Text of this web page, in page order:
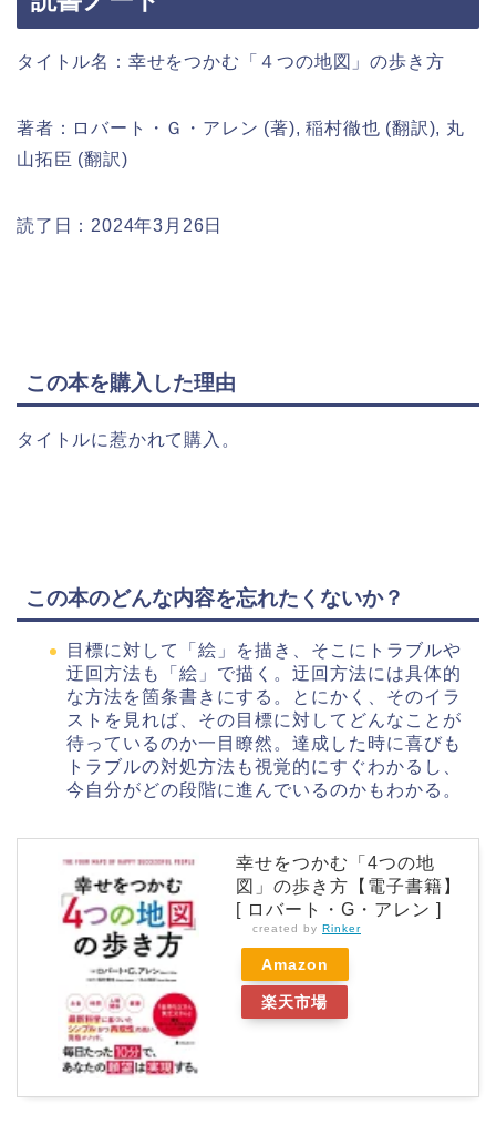
タイトル名：幸せをつかむ「４つの地図」の歩き方
著者：ロバート・Ｇ・アレン (著), 稲村徹也 (翻訳), 丸
山拓臣 (翻訳)
読了日：2024年3月26日
この本を購入した理由
タイトルに惹かれて購入。
この本のどんな内容を忘れたくないか？
目標に対して「絵」を描き、そこにトラブルや
迂回方法も「絵」で描く。迂回方法には具体的
な方法を箇条書きにする。とにかく、そのイラ
ストを見れば、その目標に対してどんなことが
待っているのか一目瞭然。達成した時に喜びも
トラブルの対処方法も視覚的にすぐわかるし、
今自分がどの段階に進んでいるのかもわかる。
幸せをつかむ「4つの地
図」の歩き方【電子書籍】
[ ロバート・G・アレン ]
created by Rinker
Amazon
楽天市場